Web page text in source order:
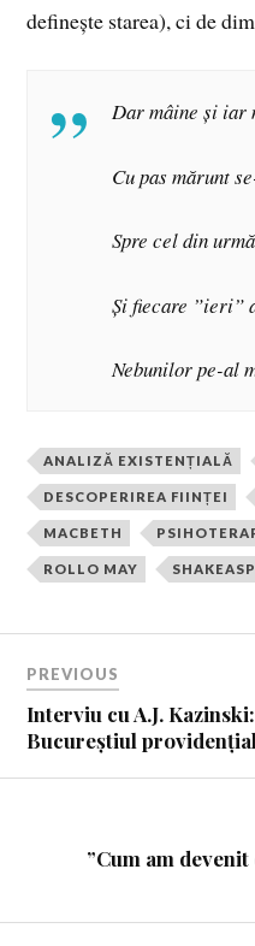
definește starea), ci de
Dar mâine și iar
Cu pas mărunt
Spre cel din
Și fiecare ”ieri”
Nebunilor pe-al
ANALIZĂ EXISTENȚIALĂ
DESCOPERIREA FIINȚEI
MACBETH
ROLLO MAY
PREVIOUS
Interviu cu A.J.
Bucureștiul
”Cum am